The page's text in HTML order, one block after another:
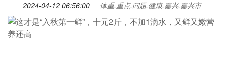
2024-04-12 06:56:00 体重,重点,问题,健康,嘉兴,嘉兴市